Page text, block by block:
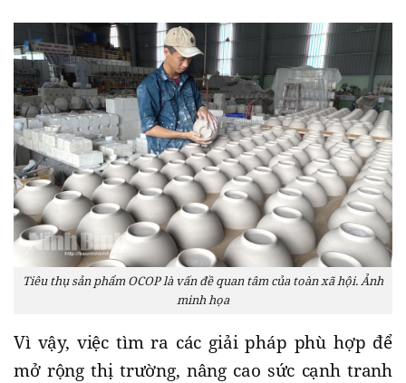
Tiêu thụ sản phẩm OCOP là vấn đề quan tâm của toàn xã hội. Ảnh
minh họa
Vì vậy, việc tìm ra các giải pháp phù hợp để
mở rộng thị trường, nâng cao sức cạnh tranh